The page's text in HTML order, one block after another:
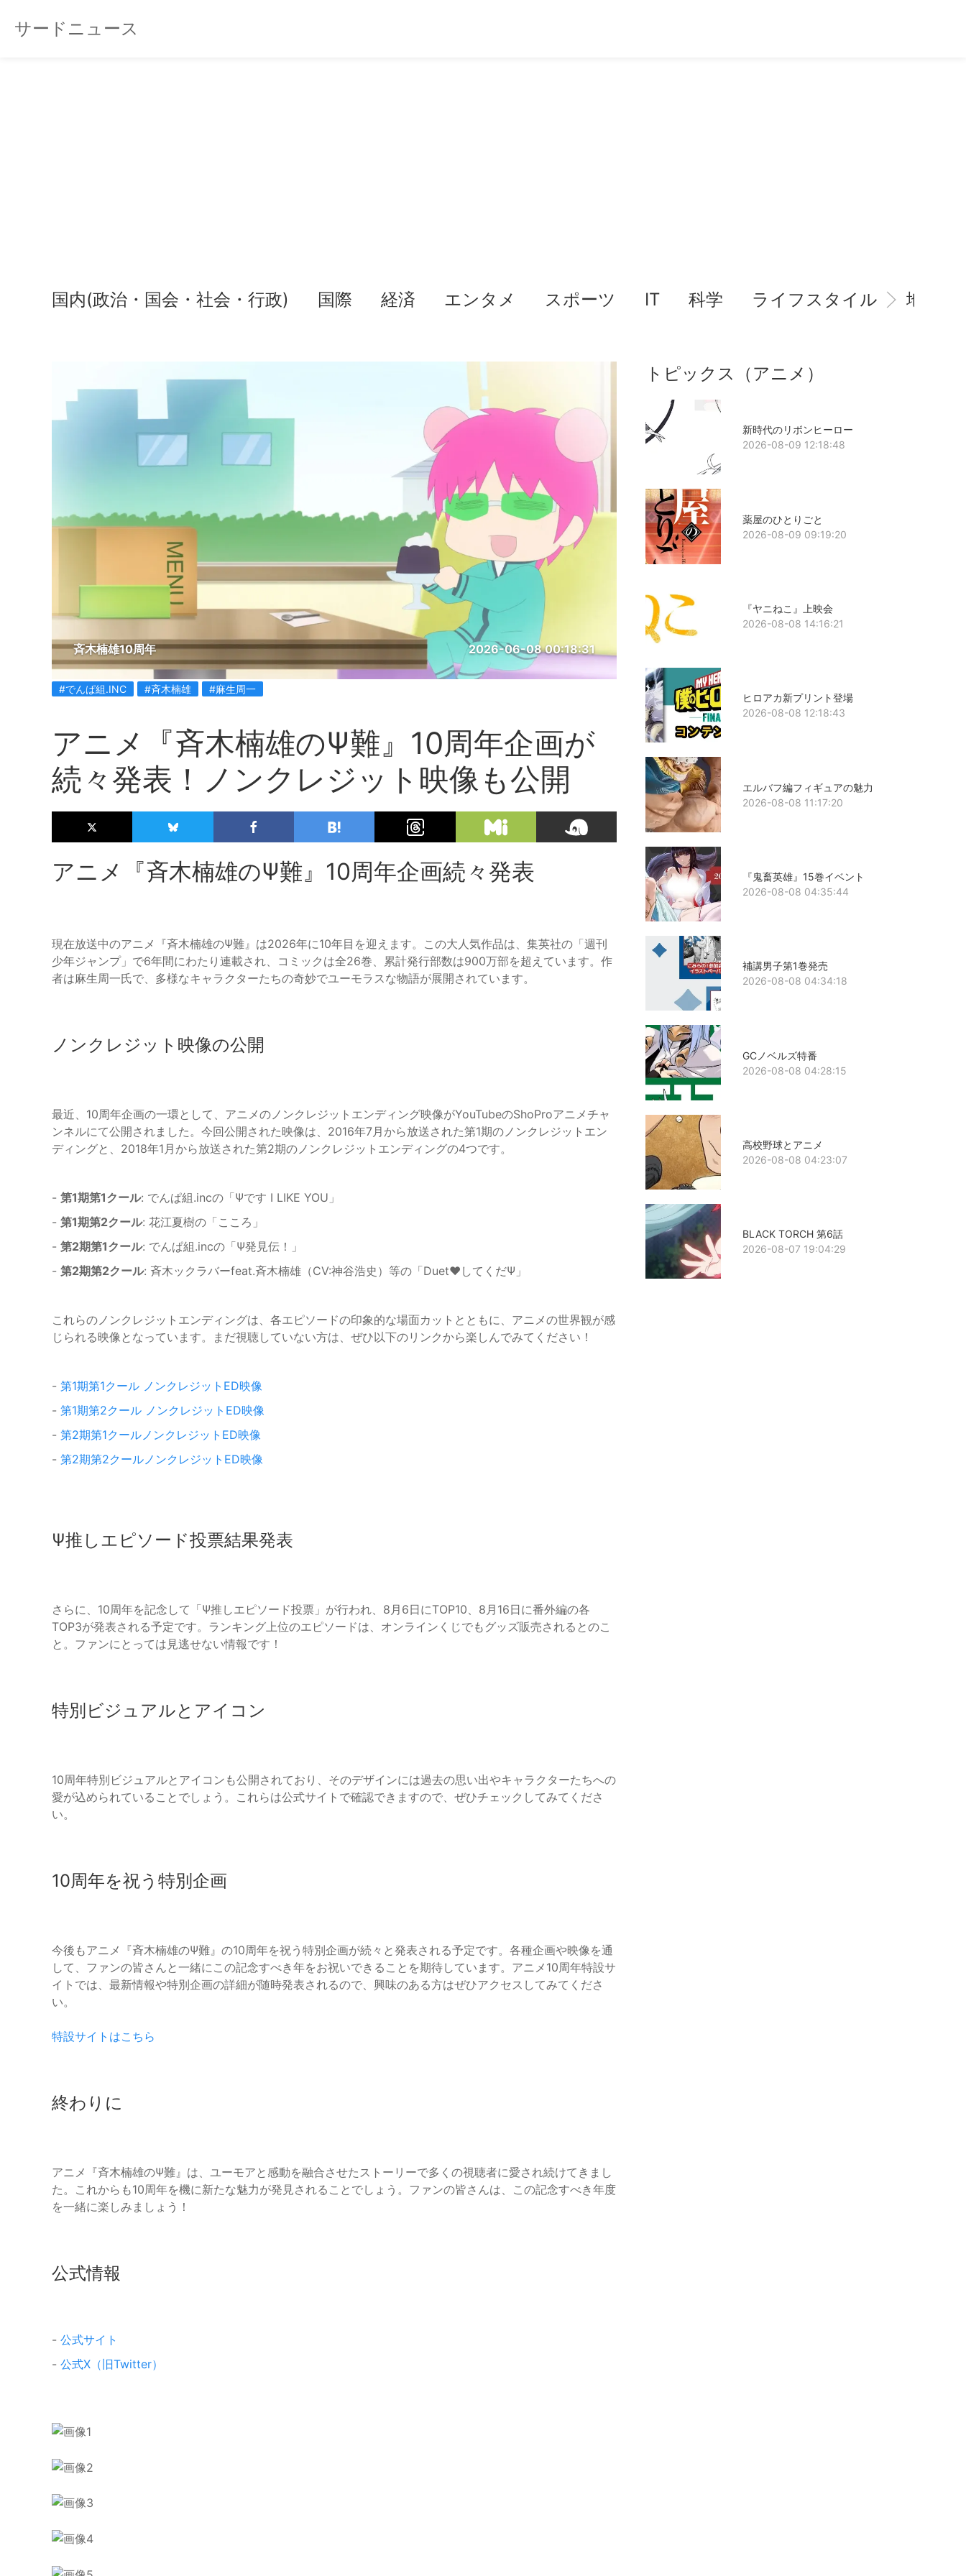
サードニュース
国内(政治・国会・社会・行政) 国際 経済 エンタメ スポーツ IT 科学 ライフスタイル 地域情
斉木楠雄10周年 2026-06-08 00:18:31
#でんぱ組.INC #斉木楠雄 #麻生周一
アニメ『斉木楠雄のΨ難』10周年企画が
続々発表！ノンクレジット映像も公開
アニメ『斉木楠雄のΨ難』10周年企画続々発表
現在放送中のアニメ『斉木楠雄のΨ難』は2026年に10年目を迎えます。この大人気作品は、集英社の「週刊
少年ジャンプ」で6年間にわたり連載され、コミックは全26巻、累計発行部数は900万部を超えています。作
者は麻生周一氏で、多様なキャラクターたちの奇妙でユーモラスな物語が展開されています。
ノンクレジット映像の公開
最近、10周年企画の一環として、アニメのノンクレジットエンディング映像がYouTubeのShoProアニメチャ
ンネルにて公開されました。今回公開された映像は、2016年7月から放送された第1期のノンクレジットエン
ディングと、2018年1月から放送された第2期のノンクレジットエンディングの4つです。
- 第1期第1クール: でんぱ組.incの「Ψです I LIKE YOU」
- 第1期第2クール: 花江夏樹の「こころ」
- 第2期第1クール: でんぱ組.incの「Ψ発見伝！」
- 第2期第2クール: 斉木ックラバーfeat.斉木楠雄（CV:神谷浩史）等の「Duet♥してくだΨ」
これらのノンクレジットエンディングは、各エピソードの印象的な場面カットとともに、アニメの世界観が感
じられる映像となっています。まだ視聴していない方は、ぜひ以下のリンクから楽しんでみてください！
- 第1期第1クール ノンクレジットED映像
- 第1期第2クール ノンクレジットED映像
- 第2期第1クールノンクレジットED映像
- 第2期第2クールノンクレジットED映像
Ψ推しエピソード投票結果発表
さらに、10周年を記念して「Ψ推しエピソード投票」が行われ、8月6日にTOP10、8月16日に番外編の各
TOP3が発表される予定です。ランキング上位のエピソードは、オンラインくじでもグッズ販売されるとのこ
と。ファンにとっては見逃せない情報です！
特別ビジュアルとアイコン
10周年特別ビジュアルとアイコンも公開されており、そのデザインには過去の思い出やキャラクターたちへの
愛が込められていることでしょう。これらは公式サイトで確認できますので、ぜひチェックしてみてくださ
い。
10周年を祝う特別企画
今後もアニメ『斉木楠雄のΨ難』の10周年を祝う特別企画が続々と発表される予定です。各種企画や映像を通
して、ファンの皆さんと一緒にこの記念すべき年をお祝いできることを期待しています。アニメ10周年特設サ
イトでは、最新情報や特別企画の詳細が随時発表されるので、興味のある方はぜひアクセスしてみてくださ
い。
特設サイトはこちら
終わりに
アニメ『斉木楠雄のΨ難』は、ユーモアと感動を融合させたストーリーで多くの視聴者に愛され続けてきまし
た。これからも10周年を機に新たな魅力が発見されることでしょう。ファンの皆さんは、この記念すべき年度
を一緒に楽しみましょう！
公式情報
- 公式サイト
- 公式X（旧Twitter）
トピックス（アニメ）
新時代のリボンヒーロー
2026-08-09 12:18:48
薬屋のひとりごと
2026-08-09 09:19:20
『ヤニねこ』上映会
2026-08-08 14:16:21
ヒロアカ新プリント登場
2026-08-08 12:18:43
エルバフ編フィギュアの魅力
2026-08-08 11:17:20
『鬼畜英雄』15巻イベント
2026-08-08 04:35:44
補講男子第1巻発売
2026-08-08 04:34:18
GCノベルズ特番
2026-08-08 04:28:15
高校野球とアニメ
2026-08-08 04:23:07
BLACK TORCH 第6話
2026-08-07 19:04:29